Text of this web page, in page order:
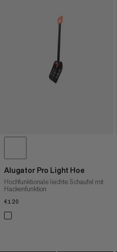
Alugator Pro Light Hoe
Hochfunktionale leichte Schaufel mit
Hackenfunktion
€120